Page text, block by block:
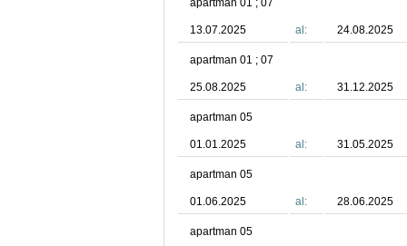
apartman 01 ; 07
13.07.2025 al: 24.08.2025
apartman 01 ; 07
25.08.2025 al: 31.12.2025
apartman 05
01.01.2025 al: 31.05.2025
apartman 05
01.06.2025 al: 28.06.2025
apartman 05